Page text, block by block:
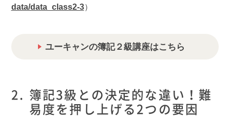
data/data_class2-3）
ユーキャンの簿記２級講座はこちら
簿記3級との決定的な違い！難
易度を押し上げる2つの要因